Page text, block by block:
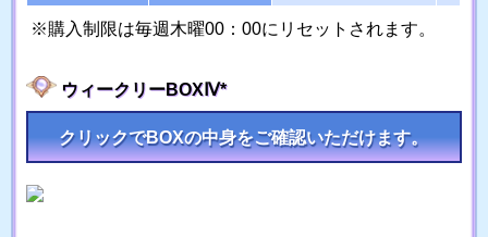
購入制限は毎週木曜00：00にリセットされます。
ウィークリーBOXⅣ*
クリックでBOXの中身をご確認いただけます。